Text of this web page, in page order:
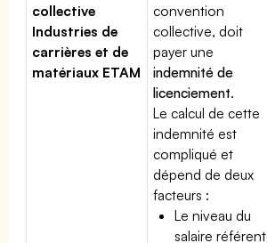
collective
Industries de
carrières et de
matériaux ETAM
convention
collective, doit
payer une
indemnité de
licenciement.
Le calcul de cette
indemnité est
compliqué et
dépend de deux
facteurs :
Le niveau du
salaire référent